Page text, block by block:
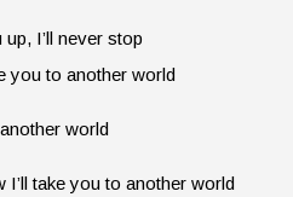
I’ll never stop
you to another world
world
I’ll take you to another world